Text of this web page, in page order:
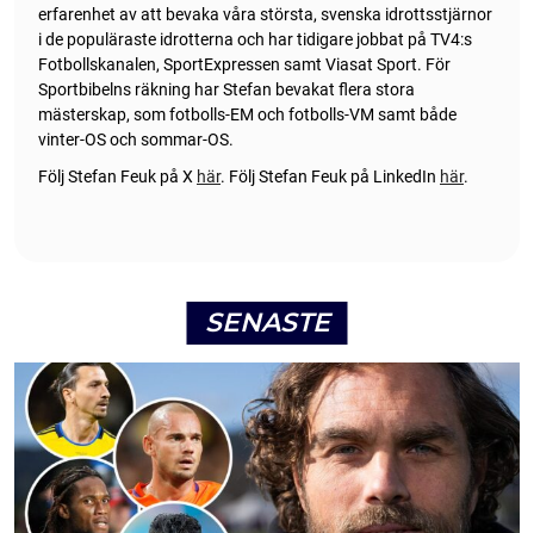
erfarenhet av att bevaka våra största, svenska idrottsstjärnor
i de populäraste idrotterna och har tidigare jobbat på TV4:s
Fotbollskanalen, SportExpressen samt Viasat Sport. För
Sportbibelns räkning har Stefan bevakat flera stora
mästerskap, som fotbolls-EM och fotbolls-VM samt både
vinter-OS och sommar-OS.
Följ Stefan Feuk på X här. Följ Stefan Feuk på LinkedIn här.
SENASTE